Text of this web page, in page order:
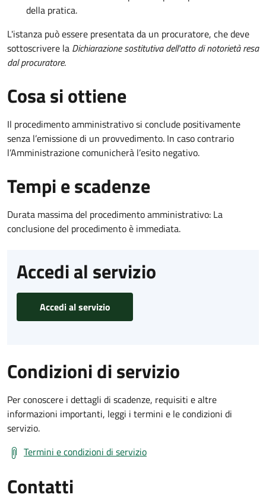
della pratica.
L'istanza può essere presentata da un procuratore, che deve
sottoscrivere la Dichiarazione sostitutiva dell'atto di notorietà resa
dal procuratore.
Cosa si ottiene
Il procedimento amministrativo si conclude positivamente
senza l’emissione di un provvedimento. In caso contrario
l’Amministrazione comunicherà l’esito negativo.
Tempi e scadenze
Durata massima del procedimento amministrativo: La
conclusione del procedimento è immediata.
Accedi al servizio
Accedi al servizio
Condizioni di servizio
Per conoscere i dettagli di scadenze, requisiti e altre
informazioni importanti, leggi i termini e le condizioni di
servizio.
Termini e condizioni di servizio
Contatti